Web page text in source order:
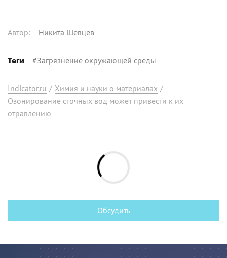
Автор: Никита Шевцев
Теги #Загрязнение окружающей среды
Indicator.ru / Химия и науки о материалах /
Озонирование сточных вод может привести к их
отравлению
Обсудить